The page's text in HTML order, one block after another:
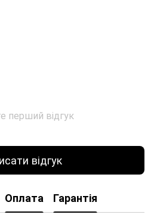
перший відгук
відгук
Оплата Гарантія